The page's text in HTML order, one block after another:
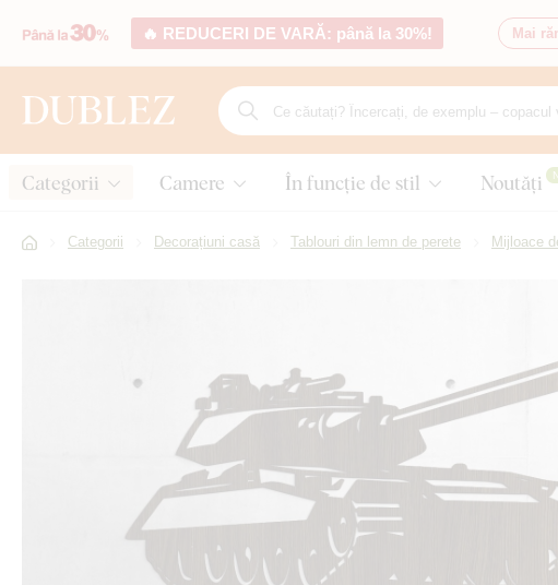
🔥 REDUCERI DE VARĂ: până la 30%! Mai
Categorii Camere În funcție de stil Noutăți
Categorii Decorațiuni casă Tablouri din lemn de perete Mijloace